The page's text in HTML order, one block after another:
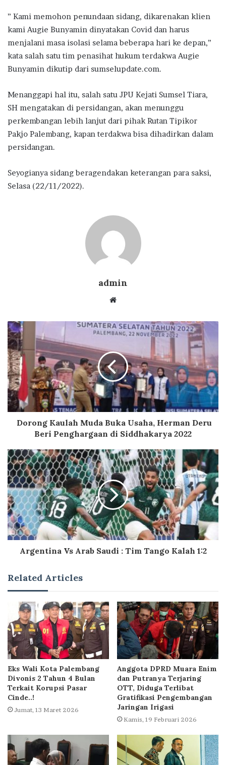
” Kami memohon penundaan sidang, dikarenakan klien
kami Augie Bunyamin dinyatakan Covid dan harus
menjalani masa isolasi selama beberapa hari ke depan,”
kata salah satu tim penasihat hukum terdakwa Augie
Bunyamin dikutip dari sumselupdate.com.
Menanggapi hal itu, salah satu JPU Kejati Sumsel Tiara,
SH mengatakan di persidangan, akan menunggu
perkembangan lebih lanjut dari pihak Rutan Tipikor
Pakjo Palembang, kapan terdakwa bisa dihadirkan dalam
persidangan.
Seyogianya sidang beragendakan keterangan para saksi,
Selasa (22/11/2022).
admin
Website
Dorong Kaulah Muda Buka Usaha, Herman Deru
Beri Penghargaan di Siddhakarya 2022
Argentina Vs Arab Saudi : Tim Tango Kalah 1:2
Related Articles
Eks Wali Kota Palembang
Divonis 2 Tahun 4 Bulan
Terkait Korupsi Pasar
Cinde..!
Jumat, 13 Maret 2026
Anggota DPRD Muara Enim
dan Putranya Terjaring
OTT, Diduga Terlibat
Gratifikasi Pengembangan
Jaringan Irigasi
Kamis, 19 Februari 2026